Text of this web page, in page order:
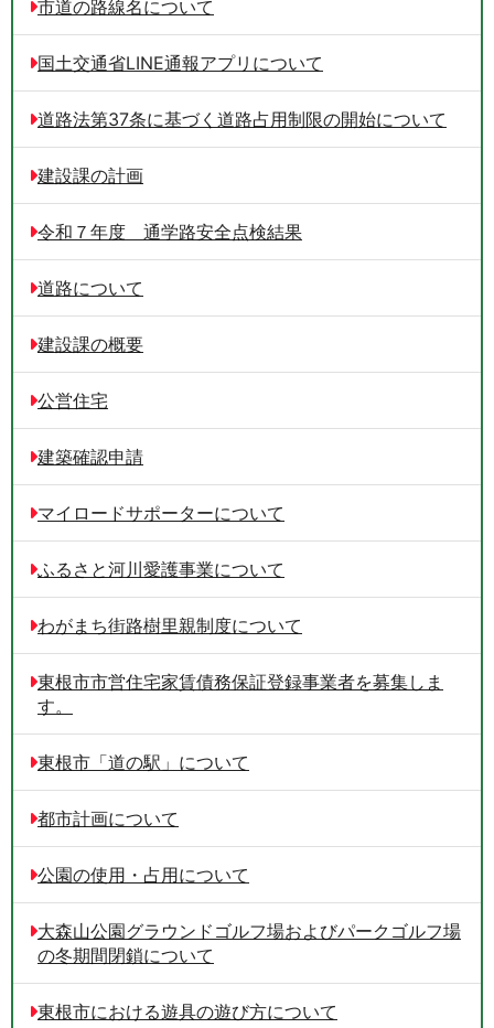
市道の路線名について
国土交通省LINE通報アプリについて
道路法第37条に基づく道路占用制限の開始について
建設課の計画
令和７年度 通学路安全点検結果
道路について
建設課の概要
公営住宅
建築確認申請
マイロードサポーターについて
ふるさと河川愛護事業について
わがまち街路樹里親制度について
東根市市営住宅家賃債務保証登録事業者を募集しま
す。
東根市「道の駅」について
都市計画について
公園の使用・占用について
大森山公園グラウンドゴルフ場およびパークゴルフ場
の冬期間閉鎖について
東根市における遊具の遊び方について